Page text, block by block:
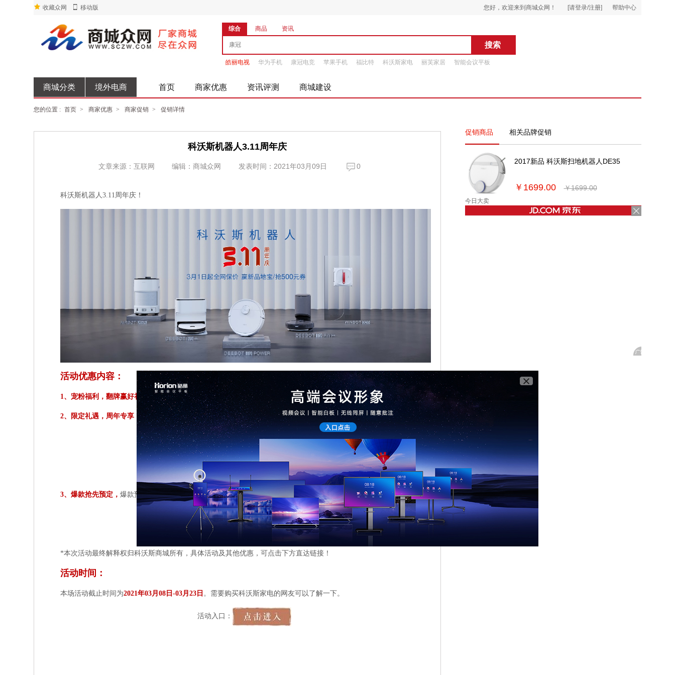
收藏众网 移动版 您好，欢迎来到商城众网！ [请登录/注册] 帮助中心
综合 商品 资讯
皓丽电视 华为手机 康冠电竞 苹果手机 福比特 科沃斯家电 丽芙家居 智能会议平板
商城分类 境外电商 首页 商家优惠 资讯评测 商城建设
您的位置 : 首页 > 商家优惠 > 商家促销 > 促销详情
科沃斯机器人3.11周年庆
文章来源：互联网 编辑：商城众网 发表时间：2021年03月09日 0
科沃斯机器人3.11周年庆！
活动优惠内容：
1、宠粉福利，翻牌赢好礼，活动期间，每日登陆即可参与一次，赢新品T9 POWER免单等大奖；
2、限定礼遇，周年专享 ， 1.新人注册享20000积分叠加包；
2.智享会会员享享积分超前抵，积分可抵订单金额的20%-60%；
3.实付满1500立减50，建行分期支付享;
4.预售商品加赠朗仕护肤体验套装；
3、爆款抢先预定 ，爆款预定更有超值好物免费赠送！
*本次活动最终解释权归科沃斯商城所有，具体活动及其他优惠，可点击下方直达链接！
活动时间：
本场活动截止时间为2021年03月08日-03月23日 。需要购买科沃斯家电的网友可以了解一下。
活动入口：
促销商品 相关品牌促销
2017新品 科沃斯扫地机器人DE35
￥1699.00 ￥1699.00
今日大卖